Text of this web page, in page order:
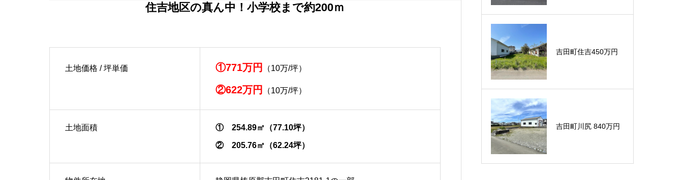
住吉地区の真ん中！小学校まで約200ｍ
土地価格 / 坪単価 ①771万円 （10万/坪）
②622万円 （10万/坪）
土地面積 ① 254.89㎡（77.10坪）
② 205.76㎡（62.24坪）
吉田町住吉450万円
吉田町川尻 840万円